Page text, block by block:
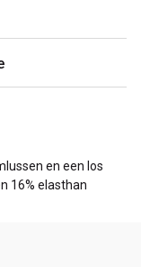
en een los
16% elasthan